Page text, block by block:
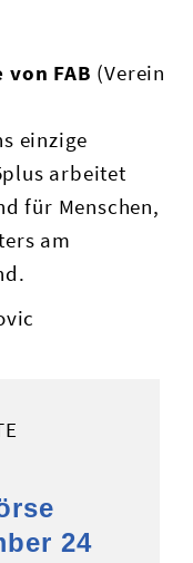
FAB (Verein
einzige
arbeitet
für Menschen,
am
24